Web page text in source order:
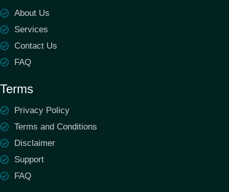
About Us
Services
Contact Us
FAQ
Terms
Privacy Policy
Terms and Conditions
Disclaimer
Support
FAQ